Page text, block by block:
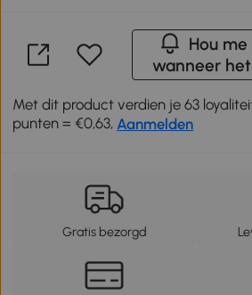
Hou
wanneer
Met dit product verdien je 63
punten = €0,63, Aanmelden
Gratis bezorgd